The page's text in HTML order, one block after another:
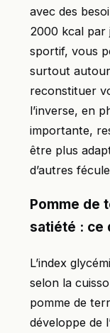
avec des
2000 kcal par
sportif, vous
surtout
reconstituer
l’inverse, en
importante,
être plus
d’autres
Pomme de
satiété : ce
L’index
selon la
pomme de
développe de